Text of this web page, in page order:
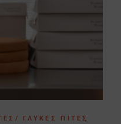
ΓΛΥΚΈΣ ΠΊΤΕΣ